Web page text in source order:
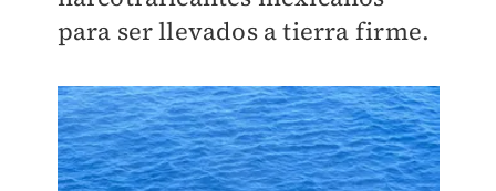
para ser llevados a tierra firme.